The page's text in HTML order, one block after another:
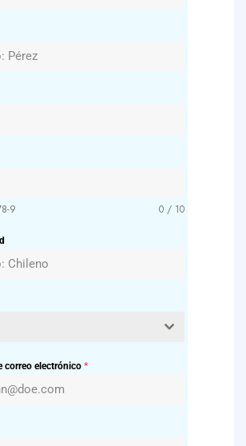
9 0 / 10
correo electrónico *